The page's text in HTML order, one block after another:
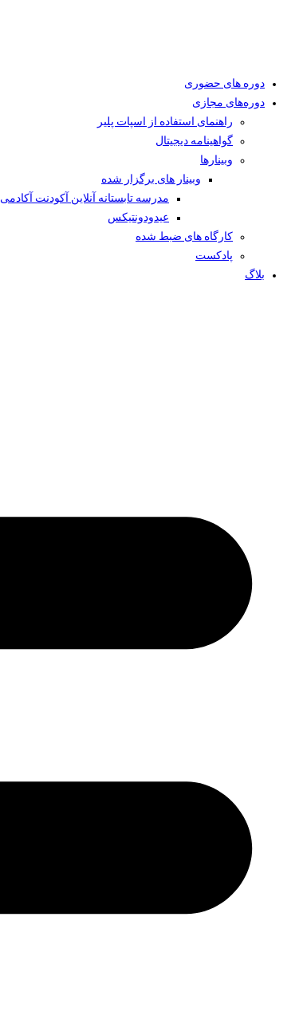
دوره های حضوری
دوره‌های مجازی
راهنمای استفاده از اسپات پلیر
گواهینامه دیجیتال
وبینار‌ها
وبینار های برگزار شده
مدرسه تابستانه آنلاین آکودنت آکادمی
عیدودونتیکس
کارگاه های ضبط شده
پادکست
بلاگ